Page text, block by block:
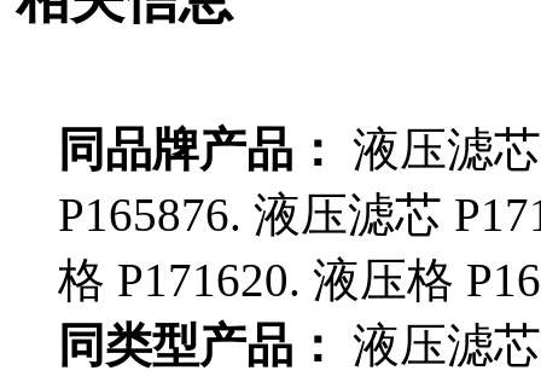
同品牌产品： 液压滤
P165876. 液压滤芯
格 P171620. 液压格
同类型产品： 液压滤